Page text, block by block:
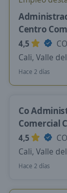
Centro
4,5
Cali, Valle
Hace 2 días
Co
Comercial
4,5
Cali, Valle
Hace 2 días